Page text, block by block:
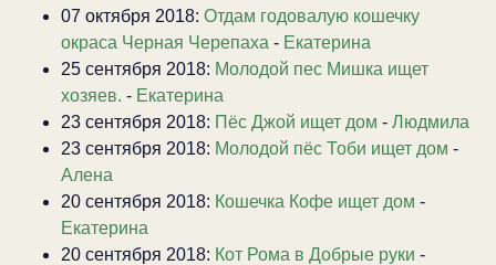
07 октября 2018: Отдам годовалую кошечку
окраса Черная Черепаха - Екатерина
25 сентября 2018: Молодой пес Мишка ищет
хозяев. - Екатерина
23 сентября 2018: Пёс Джой ищет дом - Людмила
23 сентября 2018: Молодой пёс Тоби ищет дом -
Алена
20 сентября 2018: Кошечка Кофе ищет дом -
Екатерина
20 сентября 2018: Кот Рома в Добрые руки -